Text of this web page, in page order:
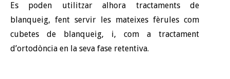
Es poden utilitzar alhora tractaments de
blanqueig, fent servir les mateixes fèrules com
cubetes de blanqueig, i, com a tractament
d’ortodòncia en la seva fase retentiva.